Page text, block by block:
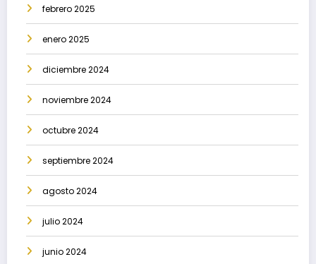
febrero 2025
enero 2025
diciembre 2024
noviembre 2024
octubre 2024
septiembre 2024
agosto 2024
julio 2024
junio 2024